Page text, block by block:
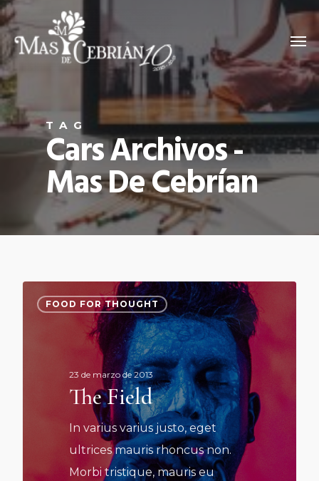
TAG
Cars Archivos -
Mas De Cebrían
FOOD FOR THOUGHT
23 de marzo de 2013
The Field
In varius varius justo, eget
ultrices mauris rhoncus non.
Morbi tristique, mauris eu